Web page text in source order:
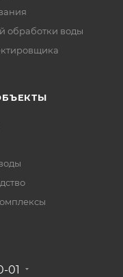
обработки воды
01